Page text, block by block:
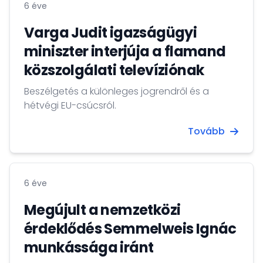
6 éve
Varga Judit igazságügyi
miniszter interjúja a flamand
közszolgálati televíziónak
Beszélgetés a különleges jogrendről és a
hétvégi EU-csúcsról.
Tovább
6 éve
Megújult a nemzetközi
érdeklődés Semmelweis Ignác
munkássága iránt